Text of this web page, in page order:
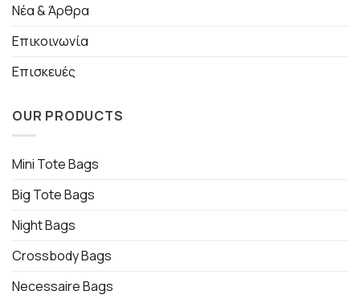
Νέα & Άρθρα
Επικοινωνία
Επισκευές
OUR PRODUCTS
Mini Tote Bags
Big Tote Bags
Night Bags
Crossbody Bags
Necessaire Bags